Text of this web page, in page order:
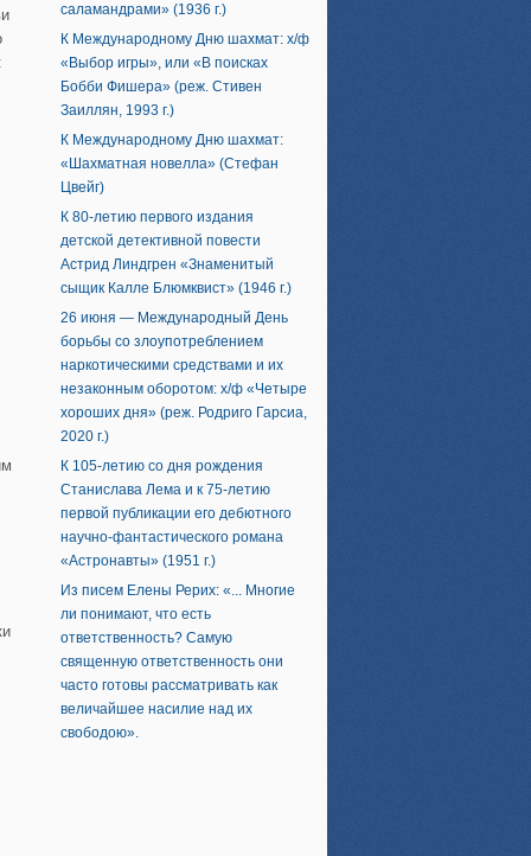
саламандрами» (1936 г.)
К Международному Дню шахмат: х/ф
«Выбор игры», или «В поисках
Бобби Фишера» (реж. Стивен
Заиллян, 1993 г.)
К Международному Дню шахмат:
«Шахматная новелла» (Стефан
Цвейг)
К 80-летию первого издания
детской детективной повести
Астрид Линдгрен «Знаменитый
сыщик Калле Блюмквист» (1946 г.)
26 июня — Международный День
борьбы со злоупотреблением
наркотическими средствами и их
незаконным оборотом: х/ф «Четыре
хороших дня» (реж. Родриго Гарсиа,
2020 г.)
К 105-летию со дня рождения
Станислава Лема и к 75-летию
первой публикации его дебютного
научно-фантастического романа
«Астронавты» (1951 г.)
Из писем Елены Рерих: «... Многие
ли понимают, что есть
ответственность? Самую
священную ответственность они
часто готовы рассматривать как
величайшее насилие над их
свободою».